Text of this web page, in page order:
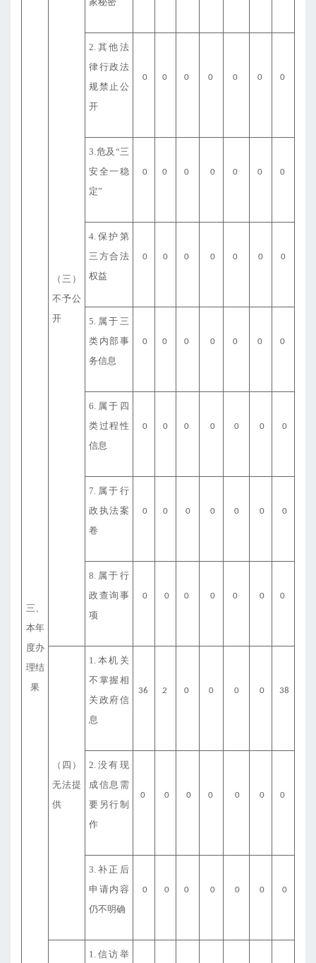
三、
本年
度办
理结
果
（三）
不予公
开
2.其他法
律行政法
规禁止公
开
0 0 0 0 0 0 0
3.危及“三
安全一稳
定”
0 0 0 0 0 0 0
4.保护第
三方合法
权益
0 0 0 0 0 0 0
5.属于三
类内部事
务信息
0 0 0 0 0 0 0
6.属于四
类过程性
信息
0 0 0 0 0 0 0
7.属于行
政执法案
卷
0 0 0 0 0 0 0
8.属于行
政查询事
项
0 0 0 0 0 0 0
（四）
无法提
供
1.本机关
不掌握相
关政府信
息
36 2 0 0 0 0 38
2.没有现
成信息需
要另行制
作
0 0 0 0 0 0 0
3.补正后
申请内容
仍不明确
0 0 0 0 0 0 0
1.信访举